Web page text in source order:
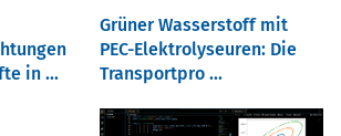
in ...
Grüner Wasserstoff mit
PEC-Elektrolyseuren: Die
Transportpro ...